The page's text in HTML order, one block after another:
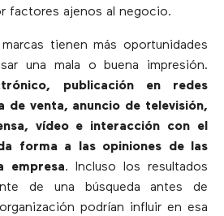
factores ajenos al negocio.
tienen más oportunidades
una mala o buena impresión.
publicación en redes
de venta, anuncio de televisión,
vídeo e interacción con el
forma a las opiniones de las
empresa. Incluso los resultados
de una búsqueda antes de
podrían influir en esa